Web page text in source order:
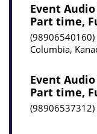
Event
Part time,
98906540160
Columbia,
Event
Part time,
98906537312